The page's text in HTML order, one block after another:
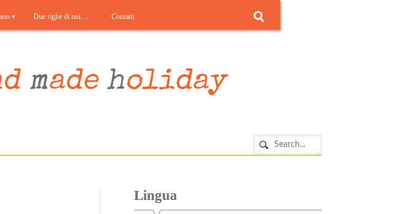
Due righe di noi… Contatti
Lingua